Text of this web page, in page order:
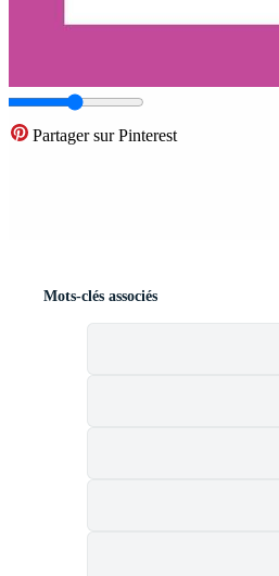
Partager sur Pinterest
Mots-clés associés